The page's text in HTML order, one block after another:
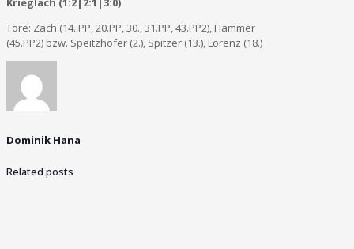
Tore: Zach (14. PP, 20.PP, 30., 31.PP, 43.PP2), Hammer
(45.PP2) bzw. Speitzhofer (2.), Spitzer (13.), Lorenz (18.)
Dominik Hana
Related posts